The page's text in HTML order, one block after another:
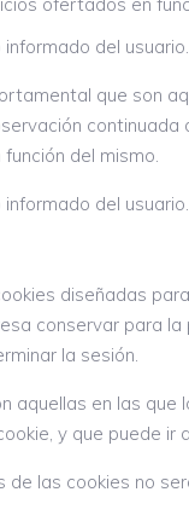
del usuario.
que son
del mismo.
del usuario.
diseñadas
conservar para
la sesión.
aquellas en las
y que puede ir
las cookies no